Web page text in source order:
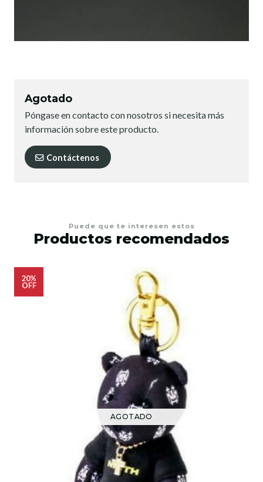
Agotado
Póngase en contacto con nosotros si necesita más
información sobre este producto.
Contáctenos
Puede que te interesen estos
Productos recomendados
20%
OFF
AGOTADO